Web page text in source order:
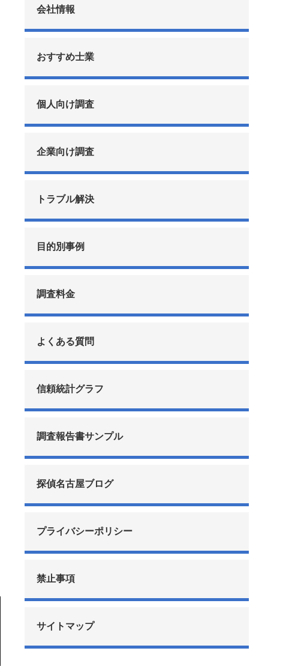
会社情報
おすすめ士業
個人向け調査
企業向け調査
トラブル解決
目的別事例
調査料金
よくある質問
信頼統計グラフ
調査報告書サンプル
探偵名古屋ブログ
プライバシーポリシー
禁止事項
サイトマップ